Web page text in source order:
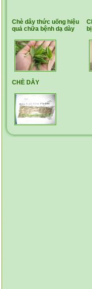
Chè dây thức uống hiệu
quả chữa bệnh dạ dày
CHÈ DÂY